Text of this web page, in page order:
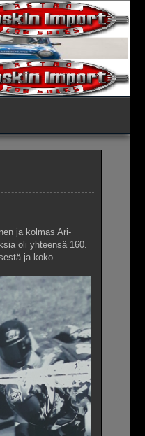
ja kolmas Ari-
oli yhteensä 160.
ja koko